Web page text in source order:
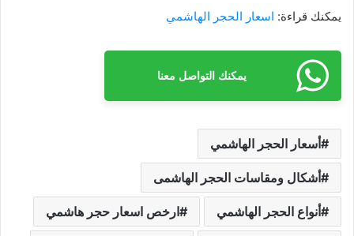
يمكنك قراءة: اسعار الحجر الهاشمي
يمكنك التواصل معنا
أسعار الحجر الهاشمي
أشكال ومقاسات الحجر الهاشمى
أنواع الحجر الهاشمي ارخص اسعار حجر هاشمي